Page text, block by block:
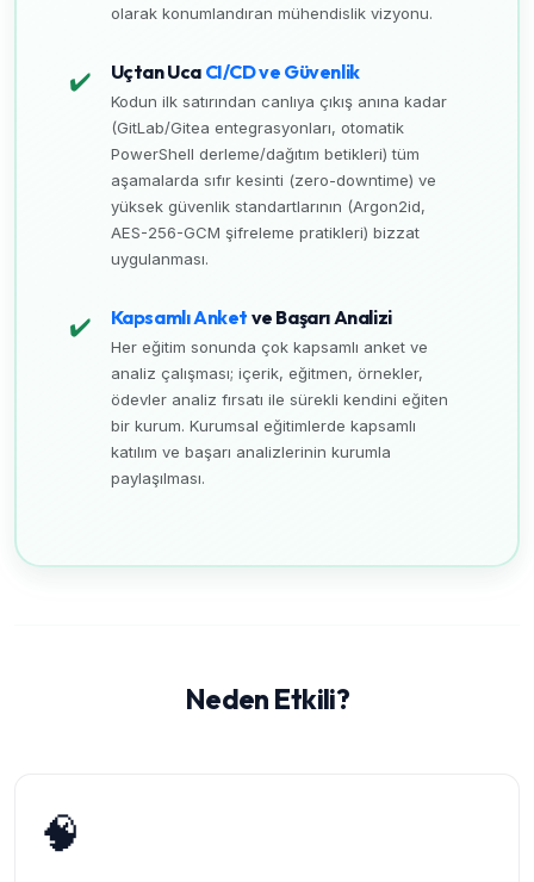
olarak konumlandıran mühendislik vizyonu.
✔️ Uçtan Uca CI/CD ve Güvenlik
Kodun ilk satırından canlıya çıkış anına kadar
(GitLab/Gitea entegrasyonları, otomatik
PowerShell derleme/dağıtım betikleri) tüm
aşamalarda sıfır kesinti (zero-downtime) ve
yüksek güvenlik standartlarının (Argon2id,
AES-256-GCM şifreleme pratikleri) bizzat
uygulanması.
✔️ Kapsamlı Anket ve Başarı Analizi
Her eğitim sonunda çok kapsamlı anket ve
analiz çalışması; içerik, eğitmen, örnekler,
ödevler analiz fırsatı ile sürekli kendini eğiten
bir kurum. Kurumsal eğitimlerde kapsamlı
katılım ve başarı analizlerinin kurumla
paylaşılması.
Neden Etkili?
🧠